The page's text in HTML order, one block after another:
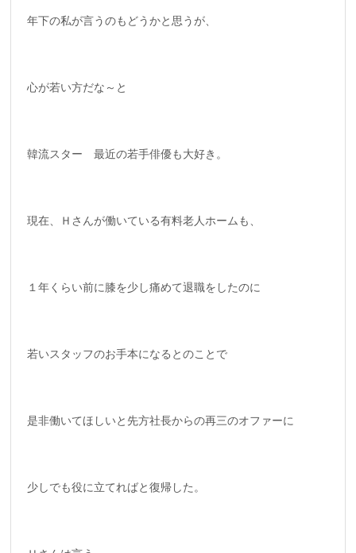
年下の私が言うのもどうかと思うが、
心が若い方だな～と
韓流スター 最近の若手俳優も大好き。
現在、Ｈさんが働いている有料老人ホームも、
１年くらい前に膝を少し痛めて退職をしたのに
若いスタッフのお手本になるとのことで
是非働いてほしいと先方社長からの再三のオファーに
少しでも役に立てればと復帰した。